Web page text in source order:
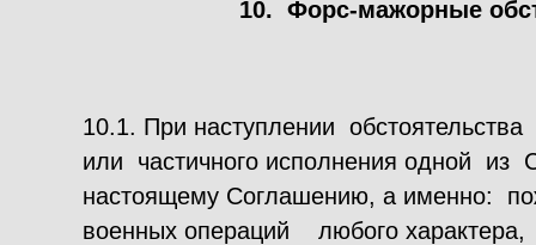
10. Форс-мажорные
10.1. При наступлении
или частичного исполнения одной из
настоящему Соглашению, а именно:
военных операций любого